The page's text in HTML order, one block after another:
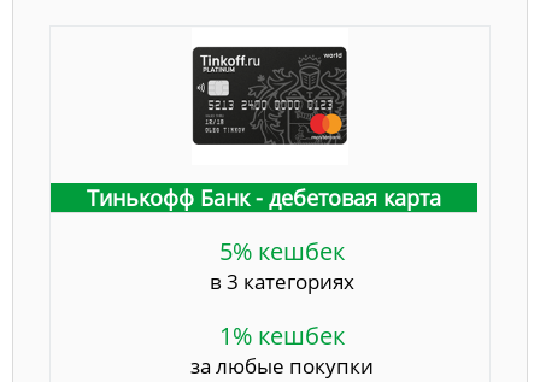
Тинькофф Банк - дебетовая карта
5% кешбек
в 3 категориях
1% кешбек
за любые покупки